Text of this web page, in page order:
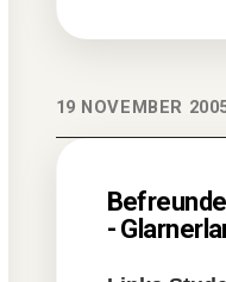
19 NOVEMBER
-